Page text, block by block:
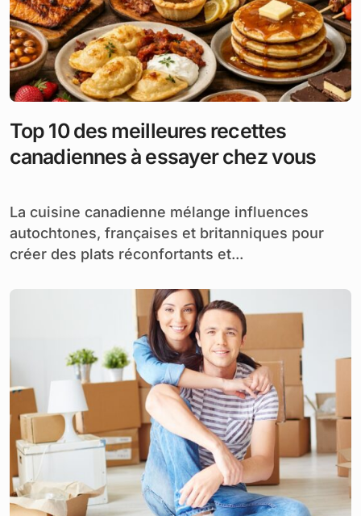
Top 10 des meilleures recettes
canadiennes à essayer chez vous
La cuisine canadienne mélange influences
autochtones, françaises et britanniques pour
créer des plats réconfortants et...